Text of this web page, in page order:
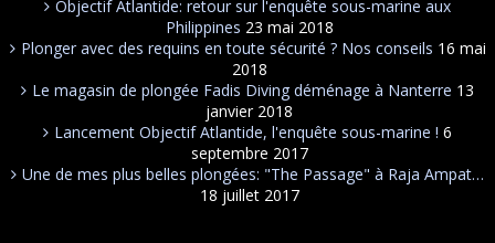
Objectif Atlantide: retour sur l'enquête sous-marine aux
Philippines 23 mai 2018
Plonger avec des requins en toute sécurité ? Nos conseils 16 mai
2018
Le magasin de plongée Fadis Diving déménage à Nanterre 13
janvier 2018
Lancement Objectif Atlantide, l'enquête sous-marine ! 6
septembre 2017
Une de mes plus belles plongées: "The Passage" à Raja Ampat…
18 juillet 2017